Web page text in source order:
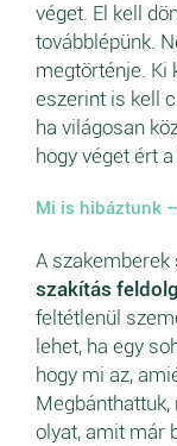
véget. El kell
továbblépünk.
megtörténje. Ki
eszerint is kell
ha világosan
hogy véget ért
Mi is hibáztunk
A
szakítás
feltétlenül
lehet, ha egy
hogy mi az,
olyat, amit már